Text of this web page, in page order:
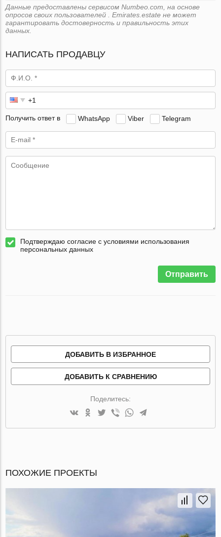
Данные предоставлены сервисом Numbeo.com, на основе
опросов своих пользователей . Emirates.estate не может
гарантировать достоверность и правильность этих
данных.
НАПИСАТЬ ПРОДАВЦУ
Получить ответ в WhatsApp Viber Telegram
Подтверждаю согласие с условиями использования
персональных данных
Отправить
ДОБАВИТЬ В ИЗБРАННОЕ
ДОБАВИТЬ К СРАВНЕНИЮ
Поделитесь:
ПОХОЖИЕ ПРОЕКТЫ